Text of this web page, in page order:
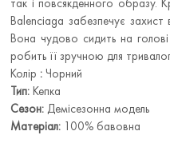
Balenciaga забезпечує
Вона чудово сидить на голові
робить її зручною для
Колір : Чорний
Тип: Кепка
Сезон: Демісезонна модель
Матеріал: 100% бавовна